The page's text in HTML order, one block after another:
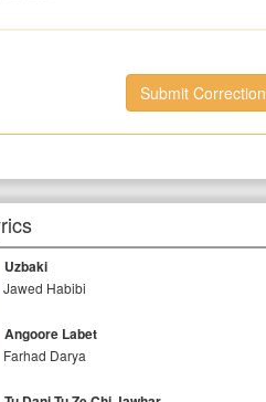
Submit Correction
Uzbaki
Jawed Habibi
Angoore Labet
Farhad Darya